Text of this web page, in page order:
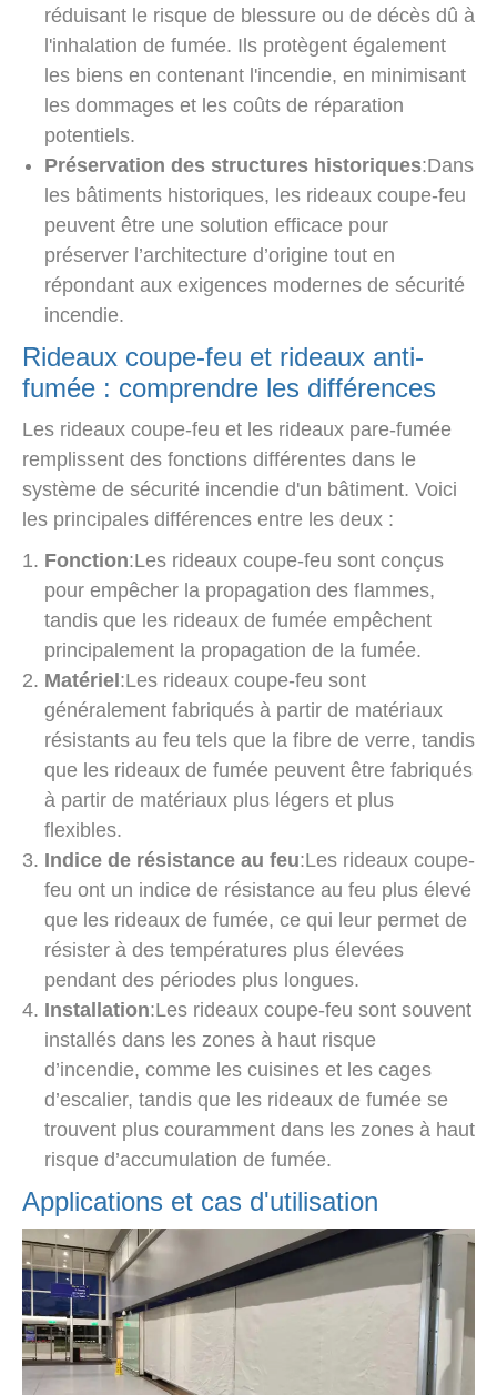
réduisant le risque de blessure ou de décès dû à
l'inhalation de fumée. Ils protègent également
les biens en contenant l'incendie, en minimisant
les dommages et les coûts de réparation
potentiels.
Préservation des structures historiques:Dans
les bâtiments historiques, les rideaux coupe-feu
peuvent être une solution efficace pour
préserver l’architecture d’origine tout en
répondant aux exigences modernes de sécurité
incendie.
Rideaux coupe-feu et rideaux anti-
fumée : comprendre les différences
Les rideaux coupe-feu et les rideaux pare-fumée
remplissent des fonctions différentes dans le
système de sécurité incendie d'un bâtiment. Voici
les principales différences entre les deux :
Fonction:Les rideaux coupe-feu sont conçus
pour empêcher la propagation des flammes,
tandis que les rideaux de fumée empêchent
principalement la propagation de la fumée.
Matériel :Les rideaux coupe-feu sont
généralement fabriqués à partir de matériaux
résistants au feu tels que la fibre de verre, tandis
que les rideaux de fumée peuvent être fabriqués
à partir de matériaux plus légers et plus
flexibles.
Indice de résistance au feu:Les rideaux coupe-
feu ont un indice de résistance au feu plus élevé
que les rideaux de fumée, ce qui leur permet de
résister à des températures plus élevées
pendant des périodes plus longues.
Installation:Les rideaux coupe-feu sont souvent
installés dans les zones à haut risque
d’incendie, comme les cuisines et les cages
d’escalier, tandis que les rideaux de fumée se
trouvent plus couramment dans les zones à haut
risque d’accumulation de fumée.
Applications et cas d'utilisation